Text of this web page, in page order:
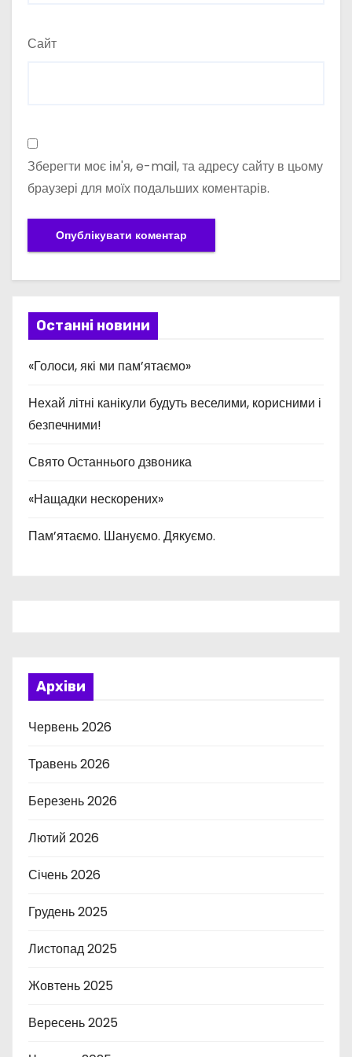
Сайт
Зберегти моє ім'я, e-mail, та адресу сайту в цьому
браузері для моїх подальших коментарів.
Останні новини
«Голоси, які ми пам’ятаємо»
Нехай літні канікули будуть веселими, корисними і
безпечними!
Свято Останнього дзвоника
«Нащадки нескорених»
Пам’ятаємо. Шануємо. Дякуємо.
Архіви
Червень 2026
Травень 2026
Березень 2026
Лютий 2026
Січень 2026
Грудень 2025
Листопад 2025
Жовтень 2025
Вересень 2025